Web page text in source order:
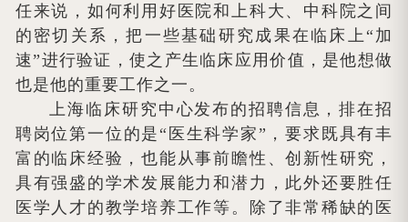
任来说，如何利用好医院和上科大、中科院之间
的密切关系，把一些基础研究成果在临床上“加
速”进行验证，使之产生临床应用价值，是他想做
也是他的重要工作之一。
上海临床研究中心发布的招聘信息，排在招
聘岗位第一位的是“医生科学家”，要求既具有丰
富的临床经验，也能从事前瞻性、创新性研究，
具有强盛的学术发展能力和潜力，此外还要胜任
医学人才的教学培养工作等。除了非常稀缺的医